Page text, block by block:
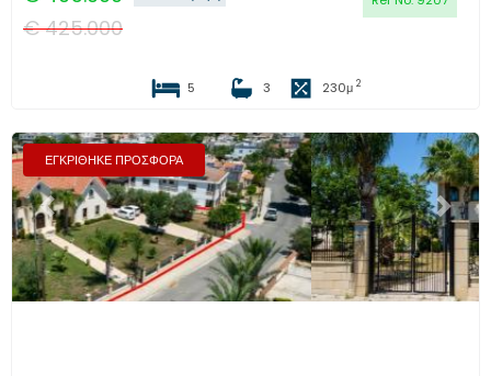
€425.000
5 3 230μ 2
ΕΓΚΡΙΘΗΚΕ ΠΡΟΣΦΟΡΑ
Προηγούμενο Επόμενο